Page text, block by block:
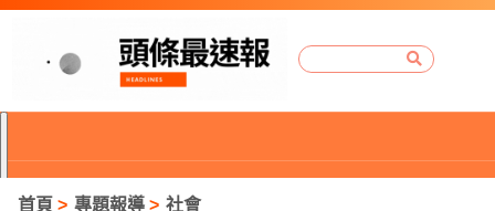
首頁 專題報導
社會